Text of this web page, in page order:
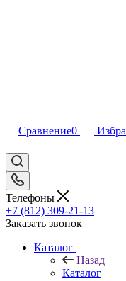
Сравнение0
Телефоны
+7 (812) 309-21-13
Заказать звонок
Каталог
Назад
Каталог